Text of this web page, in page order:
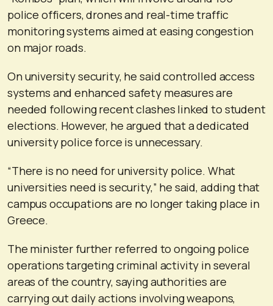
police officers, drones and real-time traffic
monitoring systems aimed at easing congestion
on major roads.
On university security, he said controlled access
systems and enhanced safety measures are
needed following recent clashes linked to student
elections. However, he argued that a dedicated
university police force is unnecessary.
“There is no need for university police. What
universities need is security,” he said, adding that
campus occupations are no longer taking place in
Greece.
The minister further referred to ongoing police
operations targeting criminal activity in several
areas of the country, saying authorities are
carrying out daily actions involving weapons,